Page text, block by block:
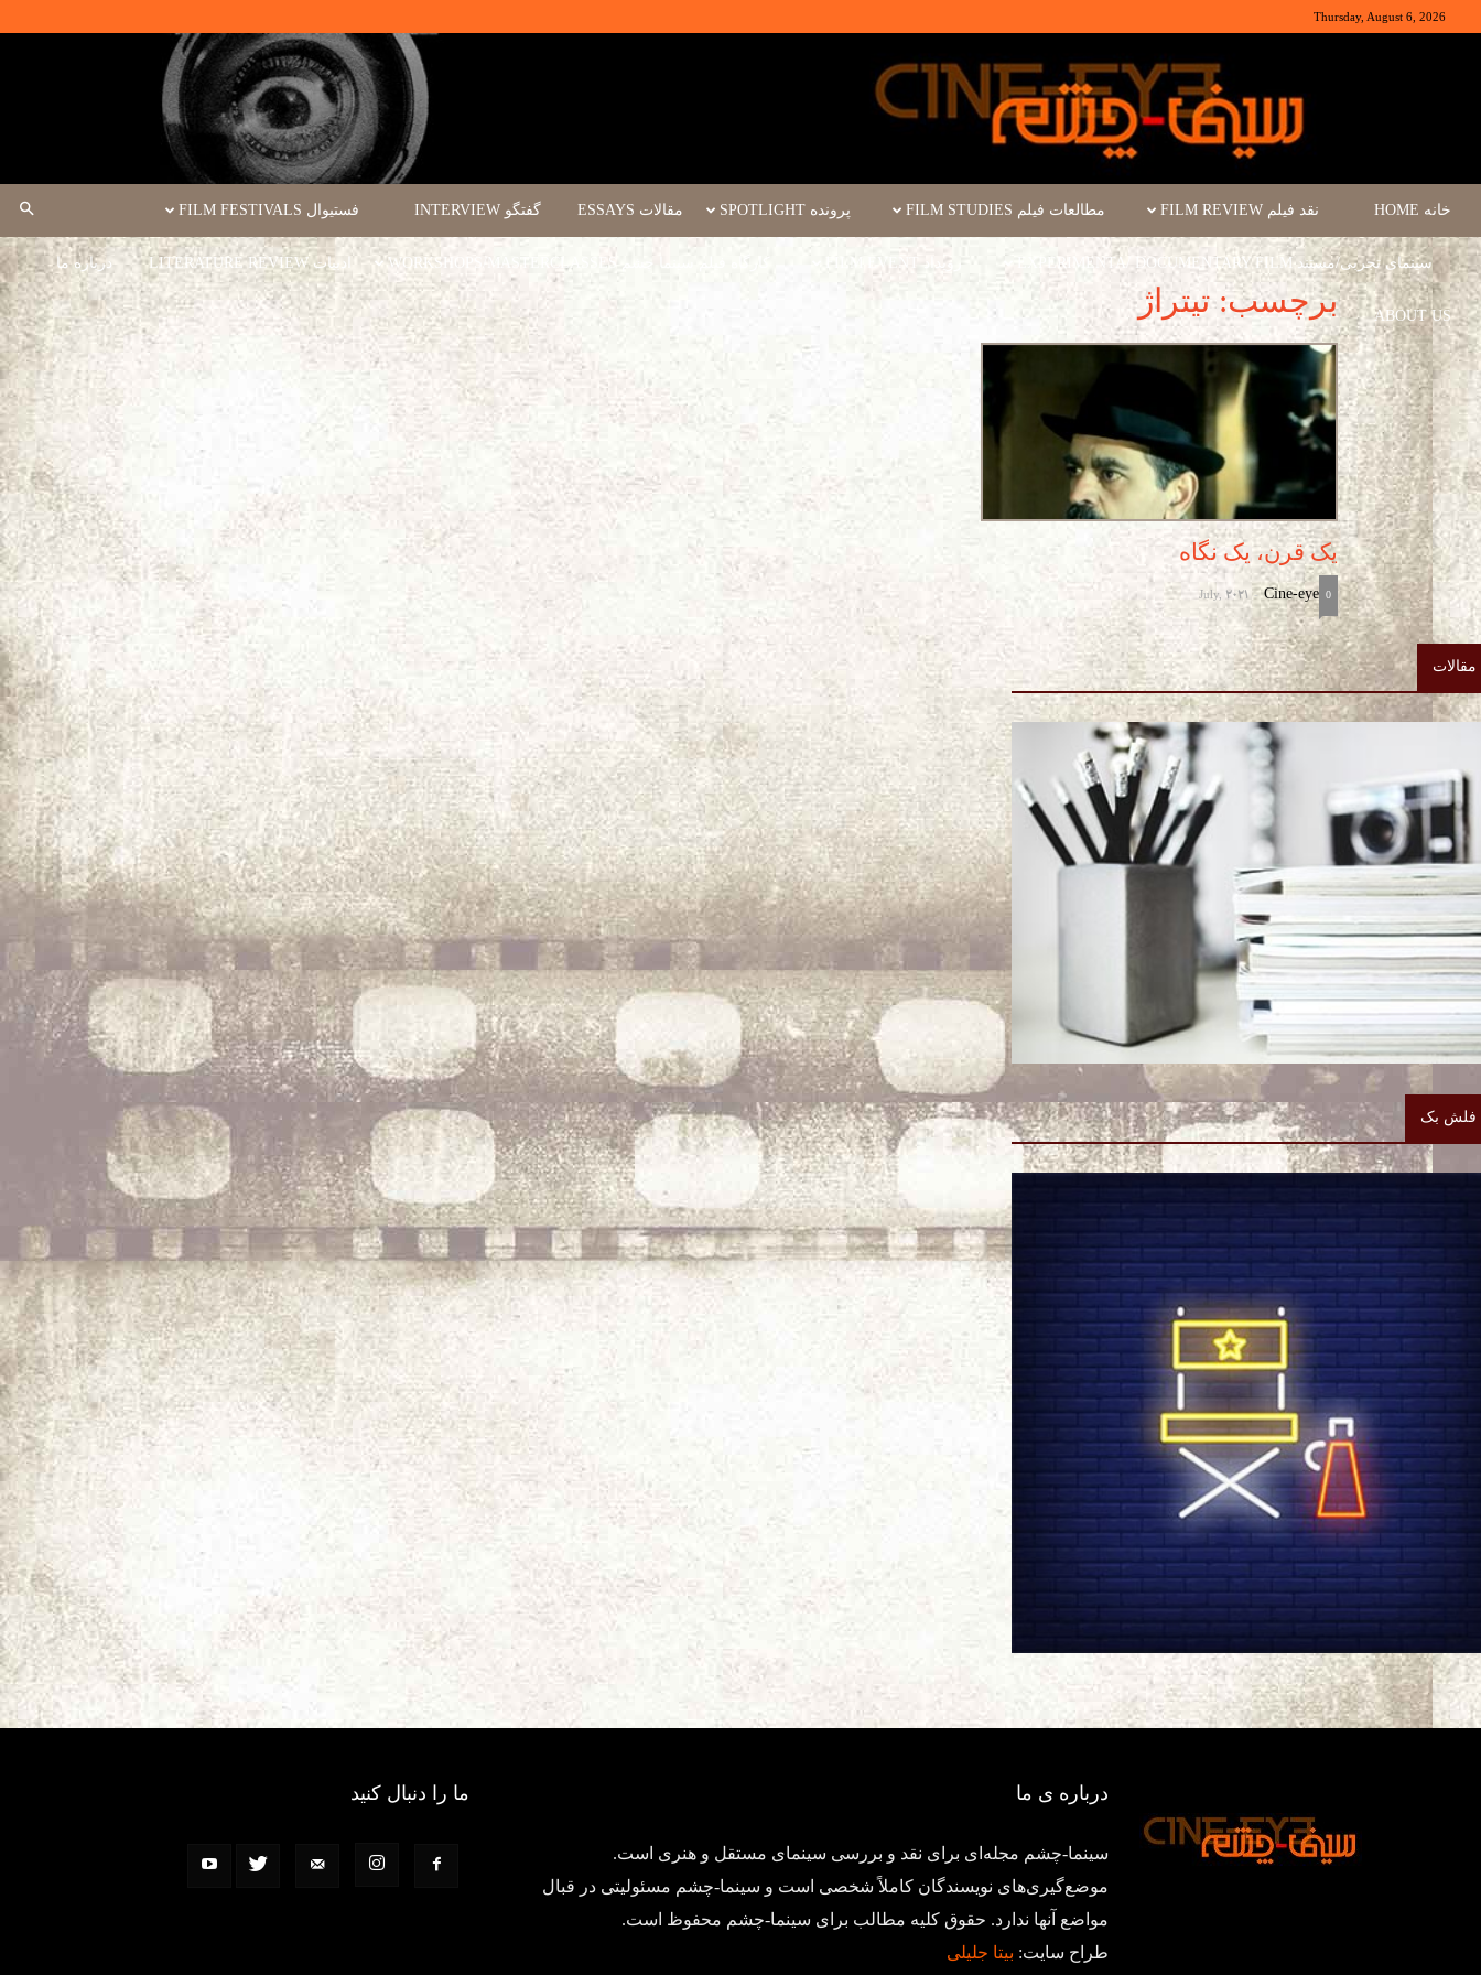
Thursday, August 6, 2026
خانه HOME نقد فیلم FILM REVIEW مطالعات فیلم FILM STUDIES پرونده SPOTLIGHT مقالات ESSAYS گفتگو INTERVIEW فستیوال FILM FESTIVALS
سینمای تجربی/مستند EXPERIMENTA/ DOCUMENTARY FILM رویداد FILM EVENT کارگاه فیلم سینما چشم WORKSHOPS/MASTERCLASSES ادبیات LITERATURE REVIEW درباره ما
ABOUT US برچسب: تیتراژ
یک قرن، یک نگاه
Cine-eye
-
July, 2021 0
مقالات
فلش بک
درباره ی ما
سینما-چشم مجله‌ای برای نقد و بررسی سینمای مستقل و هنری است.
موضع‌گیری‌های نویسندگان کاملاً شخصی است و سینما-چشم مسئولیتی در قبال
مواضع آنها ندارد. حقوق کلیه مطالب برای سینما-چشم محفوظ است.
طراح سایت: بیتا جلیلی
ما را دنبال کنید